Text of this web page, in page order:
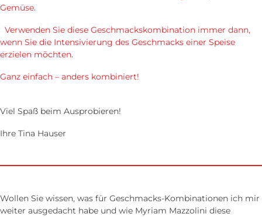
Gemüse.
Verwenden Sie diese Geschmackskombination immer dann,
wenn Sie die Intensivierung des Geschmacks einer Speise
erzielen möchten.
Ganz einfach – anders kombiniert!
Viel Spaß beim Ausprobieren!
Ihre Tina Hauser
Wollen Sie wissen, was für Geschmacks-Kombinationen ich mir
weiter ausgedacht habe und wie Myriam Mazzolini diese